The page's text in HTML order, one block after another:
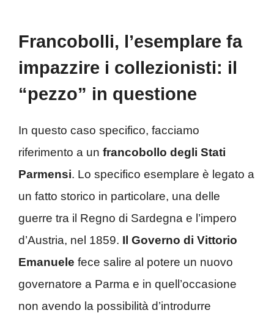
Francobolli, l’esemplare fa
impazzire i collezionisti: il
“pezzo” in questione
In questo caso specifico, facciamo
riferimento a un francobollo degli Stati
Parmensi. Lo specifico esemplare è legato a
un fatto storico in particolare, una delle
guerre tra il Regno di Sardegna e l’impero
d’Austria, nel 1859. Il Governo di Vittorio
Emanuele fece salire al potere un nuovo
governatore a Parma e in quell’occasione
non avendo la possibilità d’introdurre